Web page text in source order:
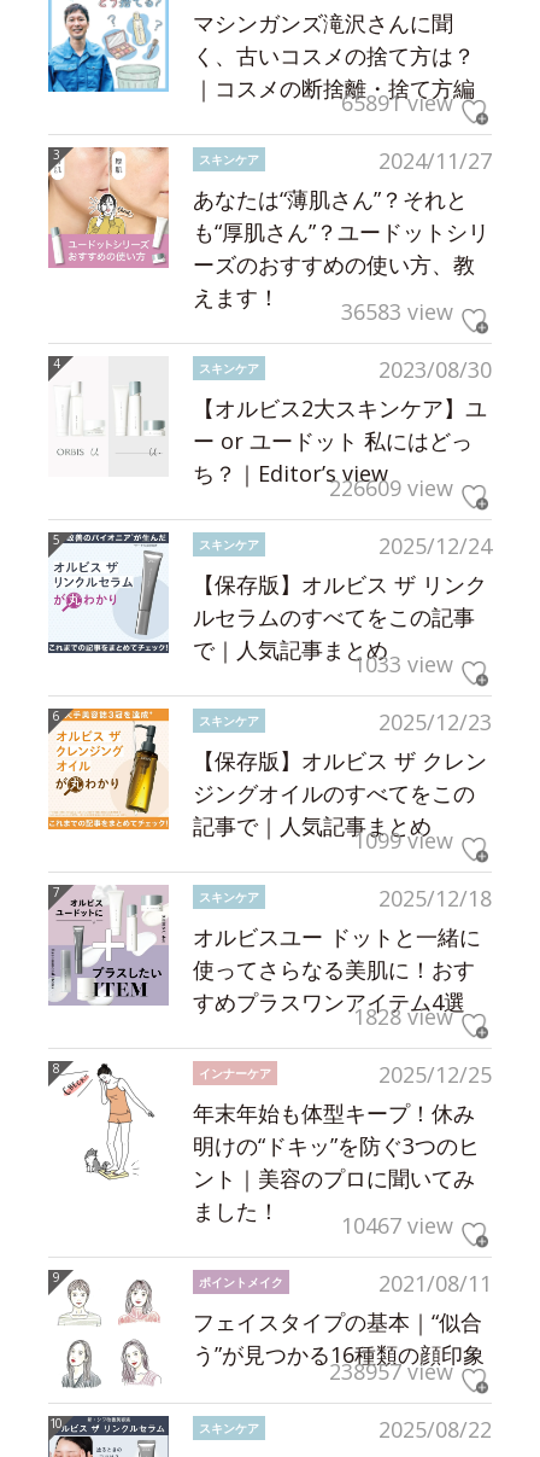
マシンガンズ滝沢さんに聞
く、古いコスメの捨て方は？
｜コスメの断捨離・捨て方編
65891 view
2024/11/27
スキンケア
あなたは“薄肌さん”？それと
も“厚肌さん”？ユードットシリ
ーズのおすすめの使い方、教
えます！
36583 view
2023/08/30
スキンケア
【オルビス2大スキンケア】ユ
ー or ユードット 私にはどっ
ち？｜Editor’s view226609 view
2025/12/24
スキンケア
【保存版】オルビス ザ リンク
ルセラムのすべてをこの記事
で｜人気記事まとめ1033 view
2025/12/23
スキンケア
【保存版】オルビス ザ クレン
ジングオイルのすべてをこの
記事で｜人気記事まとめ
1099 view
2025/12/18
スキンケア
オルビスユー ドットと一緒に
使ってさらなる美肌に！おす
すめプラスワンアイテム4選
1828 view
2025/12/25
インナーケア
年末年始も体型キープ！休み
明けの“ドキッ”を防ぐ3つのヒ
ント｜美容のプロに聞いてみ
ました！
10467 view
2021/08/11
ポイントメイク
フェイスタイプの基本｜“似合
う”が見つかる16種類の顔印象
238957 view
2025/08/22
スキンケア